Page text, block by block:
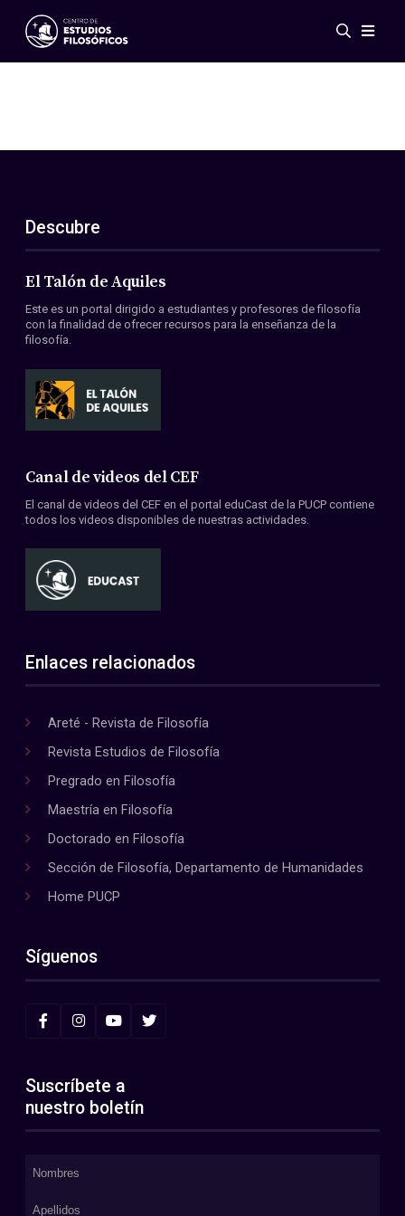
Eventos
ES
EN
Acerca de nosotros
Miembros
Convenios
Descubre
El Talón de Aquiles
Este es un portal dirigido a estudiantes y profesores de filosofía
con la finalidad de ofrecer recursos para la enseñanza de la
filosofía.
Canal de videos del CEF
El canal de videos del CEF en el portal eduCast de la PUCP contiene
todos los videos disponibles de nuestras actividades.
Enlaces relacionados
Areté - Revista de Filosofía
Revista Estudios de Filosofía
Pregrado en Filosofía
Maestría en Filosofía
Doctorado en Filosofía
Sección de Filosofía, Departamento de Humanidades
Home PUCP
Síguenos
Suscríbete a
nuestro boletín